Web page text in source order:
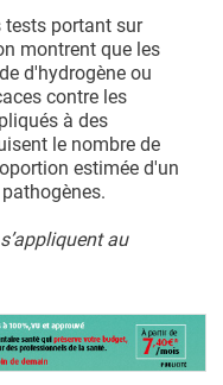
tests portant sur
montrent que les
d'hydrogène ou
contre les
à des
le nombre de
estimée d'un
au